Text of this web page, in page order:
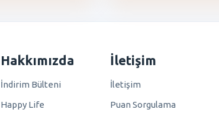
Hakkımızda
İndirim Bülteni
Happy Life
İletişim
İletişim
Puan Sorgulama